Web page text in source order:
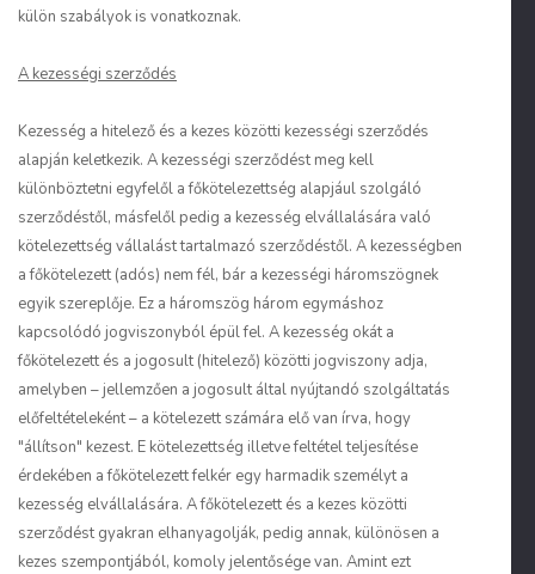
külön szabályok is vonatkoznak.
A kezességi szerződés
Kezesség a hitelező és a kezes közötti kezességi szerződés
alapján keletkezik. A kezességi szerződést meg kell
különböztetni egyfelől a főkötelezettség alapjául szolgáló
szerződéstől, másfelől pedig a kezesség elvállalására való
kötelezettség vállalást tartalmazó szerződéstől. A kezességben
a főkötelezett (adós) nem fél, bár a kezességi háromszögnek
egyik szereplője. Ez a háromszög három egymáshoz
kapcsolódó jogviszonyból épül fel. A kezesség okát a
főkötelezett és a jogosult (hitelező) közötti jogviszony adja,
amelyben – jellemzően a jogosult által nyújtandó szolgáltatás
előfeltételeként – a kötelezett számára elő van írva, hogy
"állítson" kezest. E kötelezettség illetve feltétel teljesítése
érdekében a főkötelezett felkér egy harmadik személyt a
kezesség elvállalására. A főkötelezett és a kezes közötti
szerződést gyakran elhanyagolják, pedig annak, különösen a
kezes szempontjából, komoly jelentősége van. Amint ezt